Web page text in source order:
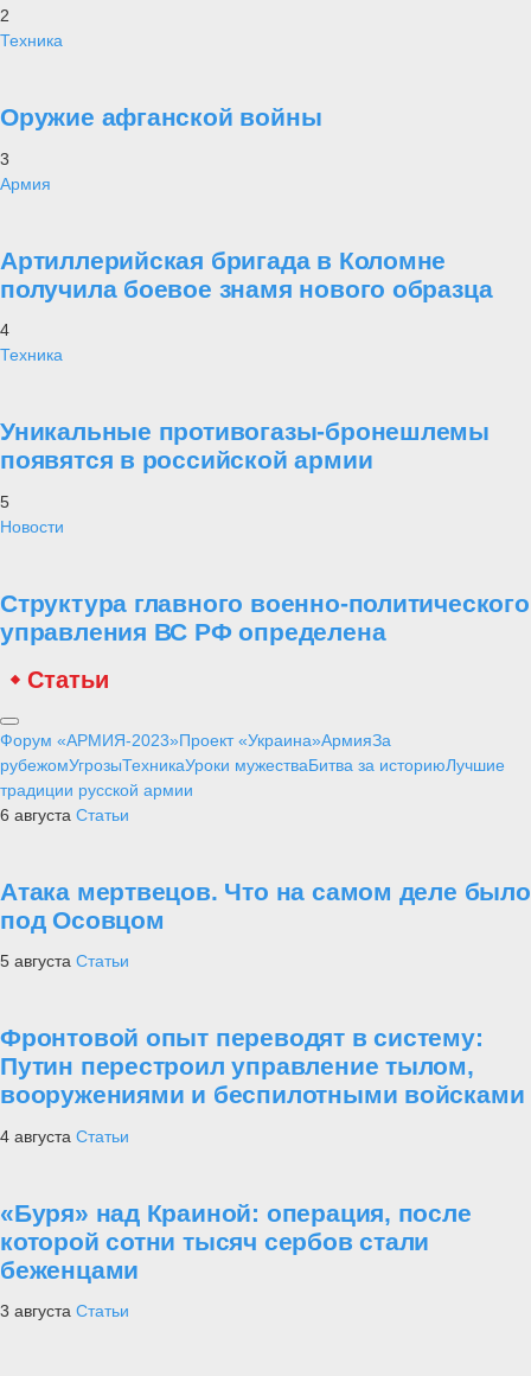
2
Техника
Оружие афганской войны
3
Армия
Артиллерийская бригада в Коломне
получила боевое знамя нового образца
4
Техника
Уникальные противогазы-бронешлемы
появятся в российской армии
5
Новости
Структура главного военно-политического
управления ВС РФ определена
Статьи
Форум «АРМИЯ-2023»Проект «Украина»АрмияЗа
рубежомУгрозыТехникаУроки мужестваБитва за историюЛучшие
традиции русской армии
6 августа Статьи
Атака мертвецов. Что на самом деле было
под Осовцом
5 августа Статьи
Фронтовой опыт переводят в систему:
Путин перестроил управление тылом,
вооружениями и беспилотными войсками
4 августа Статьи
«Буря» над Краиной: операция, после
которой сотни тысяч сербов стали
беженцами
3 августа Статьи